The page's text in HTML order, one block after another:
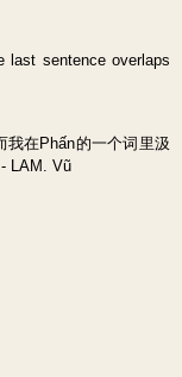
sentence overlaps
在Phấn的一个词里汲
LAM. Vũ